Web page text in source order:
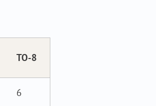
ТО-8
6